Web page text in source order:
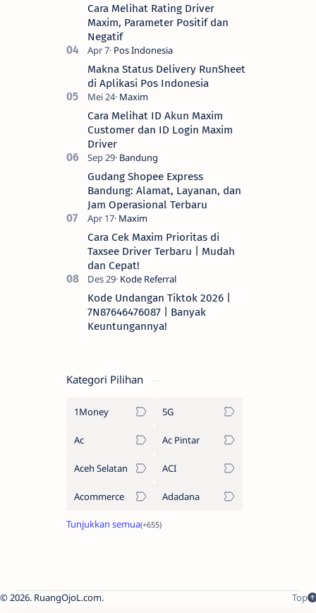
Cara Melihat Rating Driver
Maxim, Parameter Positif dan
Negatif
Makna Status Delivery RunSheet
di Aplikasi Pos Indonesia
Cara Melihat ID Akun Maxim
Customer dan ID Login Maxim
Driver
Gudang Shopee Express
Bandung: Alamat, Layanan, dan
Jam Operasional Terbaru
Cara Cek Maxim Prioritas di
Taxsee Driver Terbaru | Mudah
dan Cepat!
Kode Undangan Tiktok 2026 |
7N87646476087 | Banyak
Keuntungannya!
Kategori Pilihan
1Money 5G
Ac Ac Pintar
Aceh Selatan ACI
Acommerce Adadana
2026. RuangOjoL.com.